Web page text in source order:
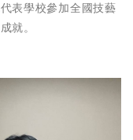
表學校參加全國技藝
就。